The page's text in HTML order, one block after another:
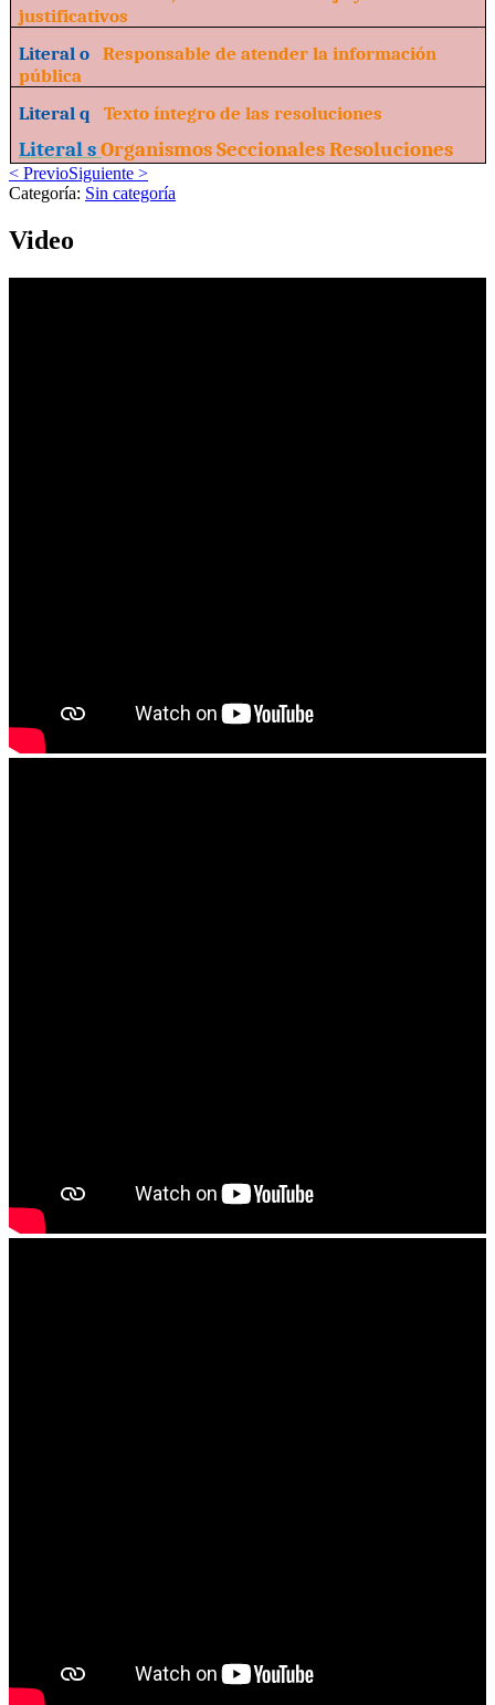
justificativos
Literal o Responsable de atender la información
pública
Literal q Texto íntegro de las resoluciones
Literal sOrganismos Seccionales Resoluciones
< PrevioSiguiente >
Categoría: Sin categoría
Video